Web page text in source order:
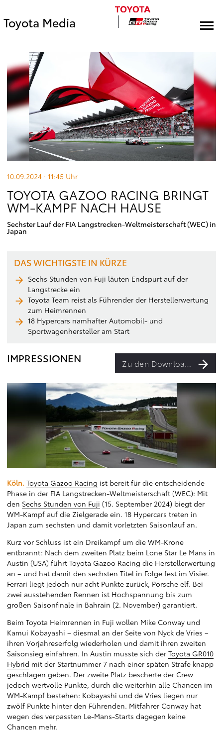
Toyota Media
10.09.2024 · 11:45 Uhr
TOYOTA GAZOO RACING BRINGT
WM-KAMPF NACH HAUSE
Sechster Lauf der FIA Langstrecken-Weltmeisterschaft (WEC) in
Japan
DAS WICHTIGSTE IN KÜRZE
Sechs Stunden von Fuji läuten Endspurt auf der
Langstrecke ein
Toyota Team reist als Führender der Herstellerwertung
zum Heimrennen
18 Hypercars namhafter Automobil- und
Sportwagenhersteller am Start
IMPRESSIONEN Zu den Downloads
Köln. Toyota Gazoo Racing ist bereit für die entscheidende
Phase in der FIA Langstrecken-Weltmeisterschaft (WEC): Mit
den Sechs Stunden von Fuji (15. September 2024) biegt der
WM-Kampf auf die Zielgerade ein. 18 Hypercars treten in
Japan zum sechsten und damit vorletzten Saisonlauf an.
Kurz vor Schluss ist ein Dreikampf um die WM-Krone
entbrannt: Nach dem zweiten Platz beim Lone Star Le Mans in
Austin (USA) führt Toyota Gazoo Racing die Herstellerwertung
an – und hat damit den sechsten Titel in Folge fest im Visier.
Ferrari liegt jedoch nur acht Punkte zurück, Porsche elf. Bei
zwei ausstehenden Rennen ist Hochspannung bis zum
großen Saisonfinale in Bahrain (2. November) garantiert.
Beim Toyota Heimrennen in Fuji wollen Mike Conway und
Kamui Kobayashi – diesmal an der Seite von Nyck de Vries –
ihren Vorjahreserfolg wiederholen und damit ihren zweiten
Saisonsieg einfahren. In Austin musste sich der Toyota GR010
Hybrid mit der Startnummer 7 nach einer späten Strafe knapp
geschlagen geben. Der zweite Platz bescherte der Crew
jedoch wertvolle Punkte, durch die weiterhin alle Chancen im
WM-Kampf bestehen: Kobayashi und de Vries liegen nur
zwölf Punkte hinter den Führenden. Mitfahrer Conway hat
wegen des verpassten Le-Mans-Starts dagegen keine
Chancen mehr.